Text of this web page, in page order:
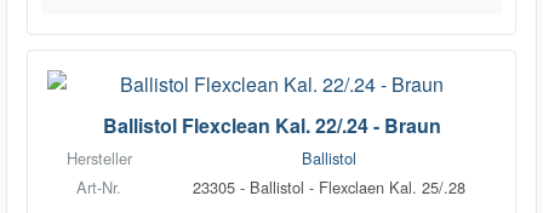
Ballistol Flexclean Kal. 22/.24 - Braun
Hersteller
Ballistol
Art-Nr.
23305 - Ballistol - Flexclaen Kal. 25/.28